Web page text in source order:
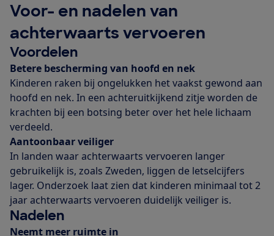
Voor- en nadelen van
achterwaarts vervoeren
Voordelen
Betere bescherming van hoofd en nek
Kinderen raken bij ongelukken het vaakst gewond aan
hoofd en nek. In een achteruitkijkend zitje worden de
krachten bij een botsing beter over het hele lichaam
verdeeld.
Aantoonbaar veiliger
In landen waar achterwaarts vervoeren langer
gebruikelijk is, zoals Zweden, liggen de letselcijfers
lager. Onderzoek laat zien dat kinderen minimaal tot 2
jaar achterwaarts vervoeren duidelijk veiliger is.
Nadelen
Neemt meer ruimte in